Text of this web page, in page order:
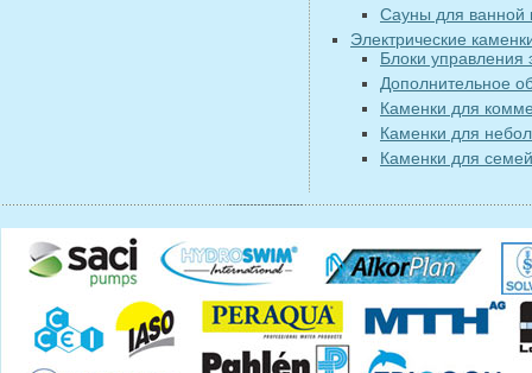
Сауны для ванной
Электрические
Блоки управления
Дополнительное
Каменки для
Каменки для
Каменки для